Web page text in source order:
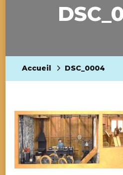
Accueil DSC_0004